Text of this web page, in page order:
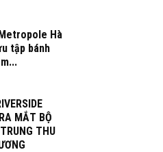
Hà
tập bánh
MẮT BỘ
THU